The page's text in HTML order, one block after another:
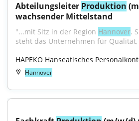
Abteilungsleiter Produktion
wachsender Mittelstand
"...mit Sitz in der Region Hannover.
steht das Unternehmen für
HAPEKO Hanseatisches
Hannover